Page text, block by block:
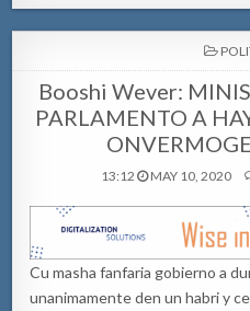
Booshi Wever:
PARLAMENTO A
13:12 MAY 10, 2020
Cu masha fanfaria gobierno a
unanimamente den un habri y